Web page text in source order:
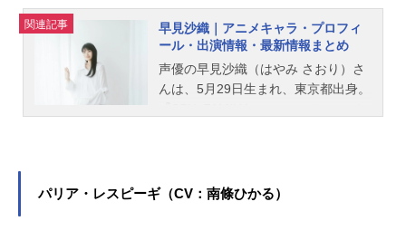
関連記事
早見沙織｜アニメキャラ・プロフィ
ール・出演情報・最新情報まとめ
声優の早見沙織（はやみ さおり）さ
んは、5月29日生まれ、東京都出身。
では、早見沙織さんのオススメ記事
パリア・レスピーギ（CV：南條ひかる）